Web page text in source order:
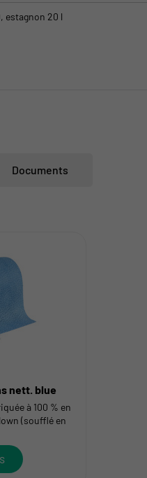
estagnon 20 l
Documents
nett. blue
à 100 % en
(soufflé en